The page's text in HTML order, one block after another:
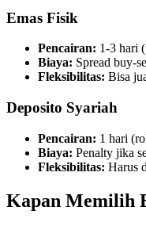
Emas Fisik
Pencairan: 1-3 hari
Biaya: Spread buy-
Fleksibilitas: Bisa
Deposito Syariah
Pencairan: 1 hari
Biaya: Penalty jika
Fleksibilitas: Harus
Kapan Memilih